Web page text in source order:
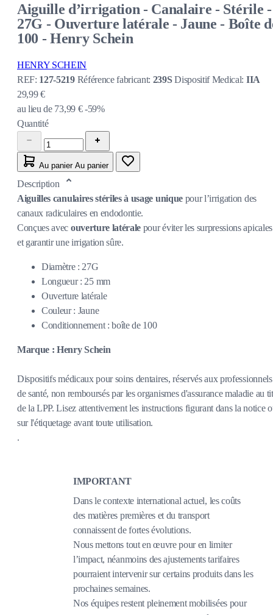
Aiguille d’irrigation - Canalaire - Stérile -
27G - Ouverture latérale - Jaune - Boîte
100 - Henry Schein
HENRY SCHEIN
REF: 127-5219 Référence fabricant: 239SDispositif Medical: IIA
29,99 €
au lieu de 73,99 € -59%
Quantité
Au panier Au panier
Description
Aiguilles canulaires stériles à usage uniquepour l’irrigation des
canaux radiculaires en endodontie.
Conçues avec ouverture latérale pour éviter les surpressions apicales
et garantir une irrigation sûre.
Diamètre : 27G
Longueur : 25 mm
Ouverture latérale
Couleur : Jaune
Conditionnement : boîte de 100
Marque : Henry Schein
Dispositifs médicaux pour soins dentaires, réservés aux professionnels
de santé, non remboursés par les organismes d'assurance maladie au
de la LPP. Lisez attentivement les instructions figurant dans la notice
sur l'étiquetage avant toute utilisation.
.
IMPORTANT
Dans le contexte international actuel, les coûts
des matières premières et du transport
connaissent de fortes évolutions.
Nous mettons tout en œuvre pour en limiter
l’impact, néanmoins des ajustements tarifaires
pourraient intervenir sur certains produits dans les
prochaines semaines.
Nos équipes restent pleinement mobilisées pour